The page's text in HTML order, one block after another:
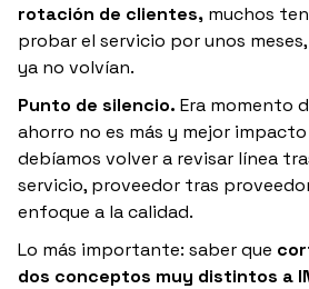
rotación de clientes, muchos
probar el servicio por unos
ya no volvían.
Punto de silencio. Era momento
ahorro no es más y mejor
debíamos volver a revisar línea
servicio, proveedor tras
enfoque a la calidad.
Lo más importante: saber que
dos conceptos muy distintos a